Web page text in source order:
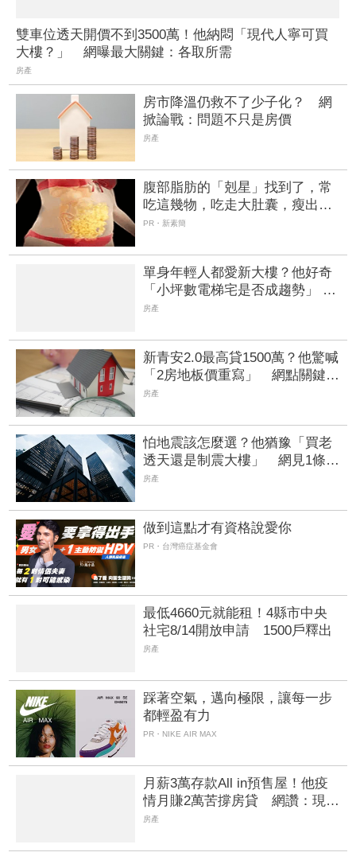
雙車位透天開價不到3500萬！他納悶「現代人寧可買
大樓？」 網曝最大關鍵：各取所需
房產
房市降溫仍救不了少子化？ 網
掀論戰：問題不只是房價
房產
腹部脂肪的「剋星」找到了，常
吃這幾物，吃走大肚囊，瘦出小
蠻腰
PR・新素簡
單身年輕人都愛新大樓？他好奇
「小坪數電梯宅是否成趨勢」 業
者：早已M型化
房產
新青安2.0最高貸1500萬？他驚喊
「2房地板價重寫」 網點關鍵：
一票人沒資格
房產
怕地震該怎麼選？他猶豫「買老
透天還是制震大樓」 網見1條件
曝：有電梯才是關鍵
房產
做到這點才有資格說愛你
PR・台灣癌症基金會
最低4660元就能租！4縣市中央
社宅8/14開放申請 1500戶釋出
房產
踩著空氣，邁向極限，讓每一步
都輕盈有力
PR・NIKE AIR MAX
月薪3萬存款All in預售屋！他疫
情月賺2萬苦撐房貸 網讚：現在
買不到那個價
房產